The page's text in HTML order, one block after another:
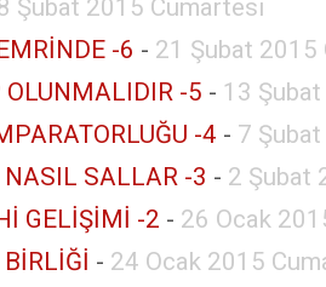
Şubat 2015 Cumartesi
-6 - 21 Şubat 2015
OLUNMALIDIR -5 - 13
-4 - 7
NASIL SALLAR -3 - 2 Şubat
GELİŞİMİ -2 - 26 Ocak
- 24 Ocak 2015